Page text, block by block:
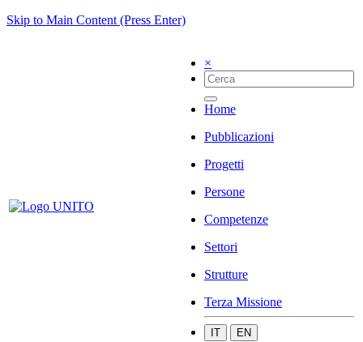
Skip to Main Content (Press Enter)
×
Home
Pubblicazioni
Progetti
Persone
Competenze
Settori
Strutture
Terza Missione
IT EN